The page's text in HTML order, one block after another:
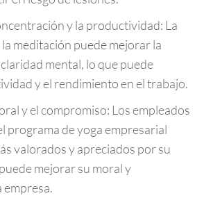
y la productividad: La
meditación puede mejorar la
mental, lo que puede
y el rendimiento en el trabajo.
y el compromiso: Los empleados
programa de yoga empresarial
valorados y apreciados por su
mejorar su moral y
empresa.